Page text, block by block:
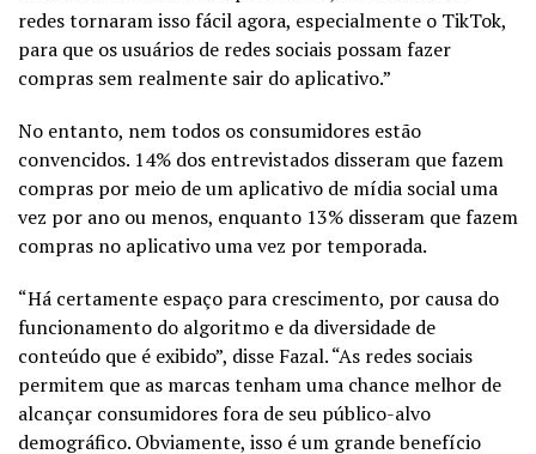
redes tornaram isso fácil agora, especialmente o TikTok,
para que os usuários de redes sociais possam fazer
compras sem realmente sair do aplicativo.”
No entanto, nem todos os consumidores estão
convencidos. 14% dos entrevistados disseram que fazem
compras por meio de um aplicativo de mídia social uma
vez por ano ou menos, enquanto 13% disseram que fazem
compras no aplicativo uma vez por temporada.
“Há certamente espaço para crescimento, por causa do
funcionamento do algoritmo e da diversidade de
conteúdo que é exibido”, disse Fazal. “As redes sociais
permitem que as marcas tenham uma chance melhor de
alcançar consumidores fora de seu público-alvo
demográfico. Obviamente, isso é um grande benefício